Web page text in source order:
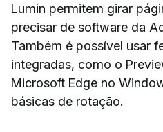
Lumin permitem girar
precisar de software da
Também é possível usar
integradas, como o
Microsoft Edge no
básicas de rotação.